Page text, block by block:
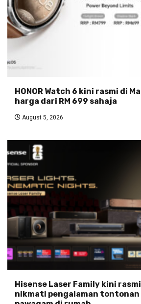
HONOR Watch 6 kini rasmi di
harga dari RM 699 sahaja
August 5, 2026
Hisense Laser Family kini
nikmati pengalaman